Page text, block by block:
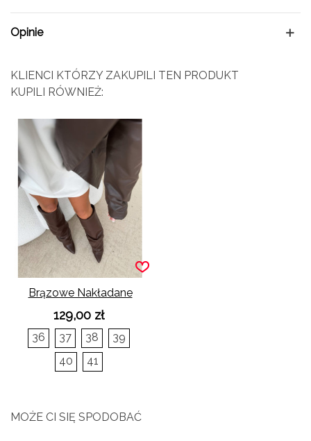
Opinie
KLIENCI KTÓRZY ZAKUPILI TEN PRODUKT
KUPILI RÓWNIEŻ:
Brązowe Nakładane
Kozaki Tina Na Słupku
129,00 zł
36 37 38
39
40
41
MOŻE CI SIĘ SPODOBAĆ